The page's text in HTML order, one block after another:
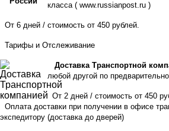
класса ( www.russianpost.ru )
От 6 дней / стоимость от 450 рублей.
Тарифы и Отслеживание
Доставка Транспортной
любой другой по
От 2 дней / стоимость от 450
Оплата доставки при получении в офисе
экспедитору (доставка до дверей)